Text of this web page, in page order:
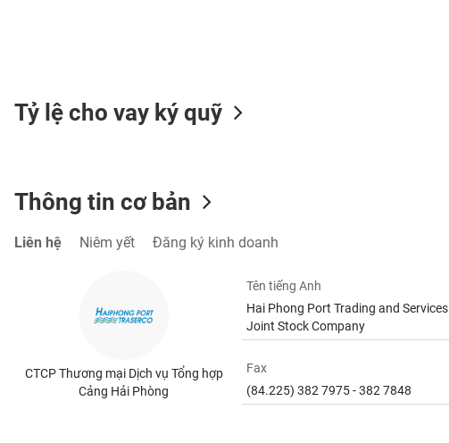
Tỷ lệ cho vay ký quỹ
Thông tin cơ bản
Liên hệ Niêm yết Đăng ký kinh doanh
CTCP Thương mại Dịch vụ Tổng hợp
Cảng Hải Phòng
Tên tiếng Anh
Hai Phong Port Trading and Services
Joint Stock Company
Fax
(84.225) 382 7975 - 382 7848
CHÍNH